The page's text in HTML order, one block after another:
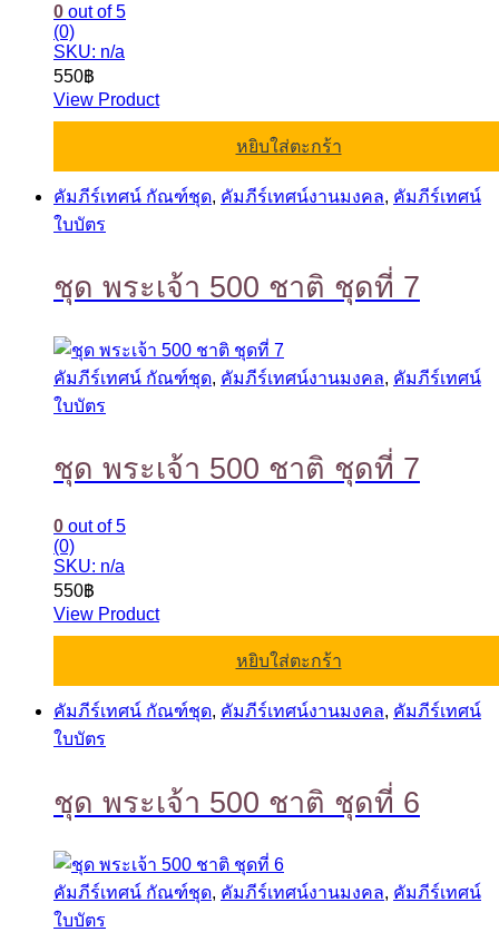
0 out of 5
(0)
SKU: n/a
550฿
View Product
หยิบใส่ตะกร้า
คัมภีร์เทศน์ กัณฑ์ชุด, คัมภีร์เทศน์งานมงคล, คัมภีร์เทศน์
ใบบัตร
ชุด พระเจ้า 500 ชาติ ชุดที่ 7
คัมภีร์เทศน์ กัณฑ์ชุด, คัมภีร์เทศน์งานมงคล, คัมภีร์เทศน์
ใบบัตร
ชุด พระเจ้า 500 ชาติ ชุดที่ 7
0 out of 5
(0)
SKU: n/a
550฿
View Product
หยิบใส่ตะกร้า
คัมภีร์เทศน์ กัณฑ์ชุด, คัมภีร์เทศน์งานมงคล, คัมภีร์เทศน์
ใบบัตร
ชุด พระเจ้า 500 ชาติ ชุดที่ 6
คัมภีร์เทศน์ กัณฑ์ชุด, คัมภีร์เทศน์งานมงคล, คัมภีร์เทศน์
ใบบัตร